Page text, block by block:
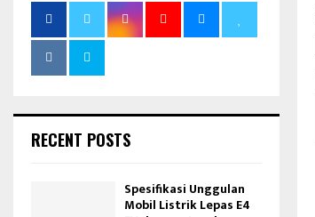
RECENT POSTS
Spesifikasi Unggulan
Mobil Listrik Lepas E4